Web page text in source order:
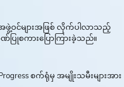
ဖွဲ့ဝင်များအဖြစ် လိုက်ပါလာသည့်
ြုစကားပြောကြားခဲ့သည်။
စက်ရုံမှ အမျိုးသမီးများအား